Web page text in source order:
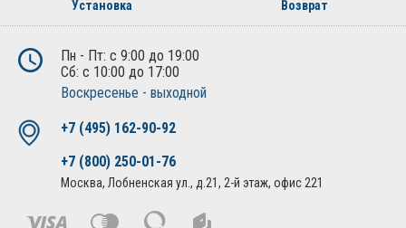
Установка Возврат
Пн - Пт: с 9:00 до 19:00
Сб: с 10:00 до 17:00
Воскресенье - выходной
+7 (495) 162-90-92
+7 (800) 250-01-76
Москва, Лобненская ул., д.21, 2-й этаж, офис 221